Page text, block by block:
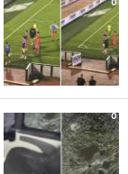
0
0